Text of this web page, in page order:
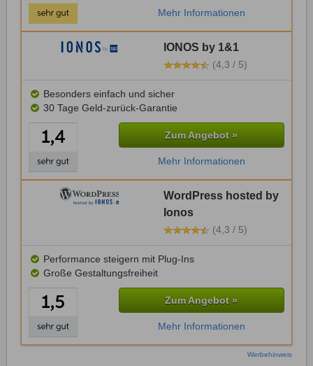
Mehr Informationen
IONOS by 1&1
(4,3 / 5)
Besonders einfach und sicher
30 Tage Geld-zurück-Garantie
Zum Angebot »
Mehr Informationen
WordPress hosted by
Ionos
(4,3 / 5)
Performance steigern mit Plug-Ins
Große Gestaltungsfreiheit
Zum Angebot »
Mehr Informationen
Werbehinweis